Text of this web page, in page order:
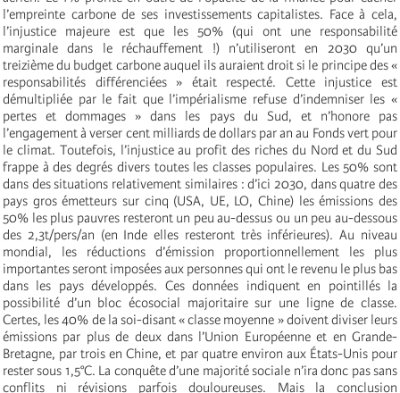
l’empreinte carbone de ses investissements capitalistes. Face à cela,
l’injustice majeure est que les 50% (qui ont une responsabilité
marginale dans le réchauffement !) n’utiliseront en 2030 qu’un
treizième du budget carbone auquel ils auraient droit si le principe des «
responsabilités différenciées » était respecté. Cette injustice est
démultipliée par le fait que l’impérialisme refuse d’indemniser les «
pertes et dommages » dans les pays du Sud, et n’honore pas
l’engagement à verser cent milliards de dollars par an au Fonds vert pour
le climat. Toutefois, l’injustice au profit des riches du Nord et du Sud
frappe à des degrés divers toutes les classes populaires. Les 50% sont
dans des situations relativement similaires : d’ici 2030, dans quatre des
pays gros émetteurs sur cinq (USA, UE, LO, Chine) les émissions des
50% les plus pauvres resteront un peu au-dessus ou un peu au-dessous
des 2,3t/pers/an (en Inde elles resteront très inférieures). Au niveau
mondial, les réductions d’émission proportionnellement les plus
importantes seront imposées aux personnes qui ont le revenu le plus bas
dans les pays développés. Ces données indiquent en pointillés la
possibilité d’un bloc écosocial majoritaire sur une ligne de classe.
Certes, les 40% de la soi-disant « classe moyenne » doivent diviser leurs
émissions par plus de deux dans l’Union Européenne et en Grande-
Bretagne, par trois en Chine, et par quatre environ aux États-Unis pour
rester sous 1,5°C. La conquête d’une majorité sociale n’ira donc pas sans
conflits ni révisions parfois douloureuses. Mais la conclusion